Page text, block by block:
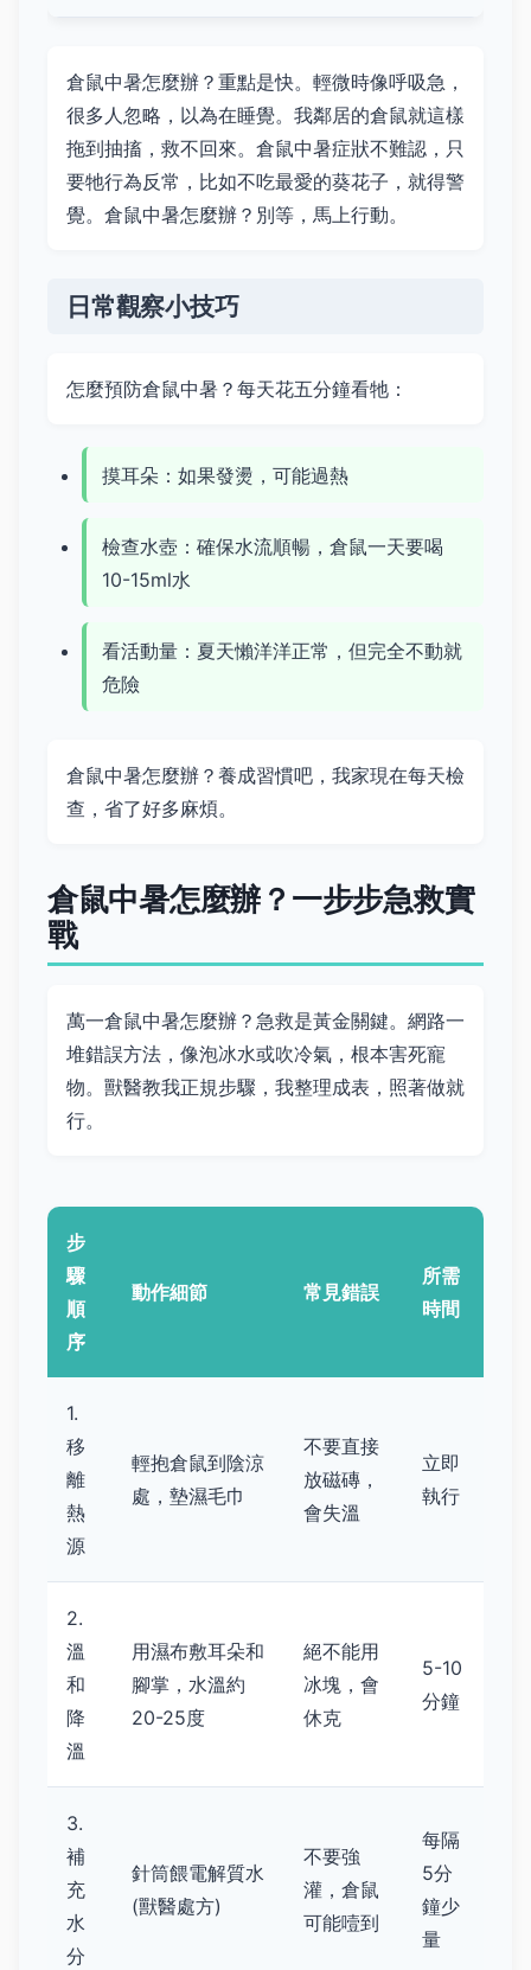
倉鼠中暑怎麼辦？重點是快。輕微時像呼吸急，
很多人忽略，以為在睡覺。我鄰居的倉鼠就這樣
拖到抽搐，救不回來。倉鼠中暑症狀不難認，只
要牠行為反常，比如不吃最愛的葵花子，就得警
覺。倉鼠中暑怎麼辦？別等，馬上行動。
日常觀察小技巧
怎麼預防倉鼠中暑？每天花五分鐘看牠：
摸耳朵：如果發燙，可能過熱
檢查水壺：確保水流順暢，倉鼠一天要喝
10-15ml水
看活動量：夏天懶洋洋正常，但完全不動就
危險
倉鼠中暑怎麼辦？養成習慣吧，我家現在每天檢
查，省了好多麻煩。
倉鼠中暑怎麼辦？一步步急救實
戰
萬一倉鼠中暑怎麼辦？急救是黃金關鍵。網路一
堆錯誤方法，像泡冰水或吹冷氣，根本害死寵
物。獸醫教我正規步驟，我整理成表，照著做就
行。
步
驟
順
序
動作細節 常見錯誤
所需
時間
1.
移
離
熱
源
輕抱倉鼠到陰涼
處，墊濕毛巾
不要直接
放磁磚，
會失溫
立即
執行
2.
溫
和
降
溫
用濕布敷耳朵和
腳掌，水溫約
20-25度
絕不能用
冰塊，會
休克
5-10
分鐘
3.
補
充
水
分
針筒餵電解質水
(獸醫處方)
不要強
灌，倉鼠
可能噎到
每隔
5分
鐘少
量